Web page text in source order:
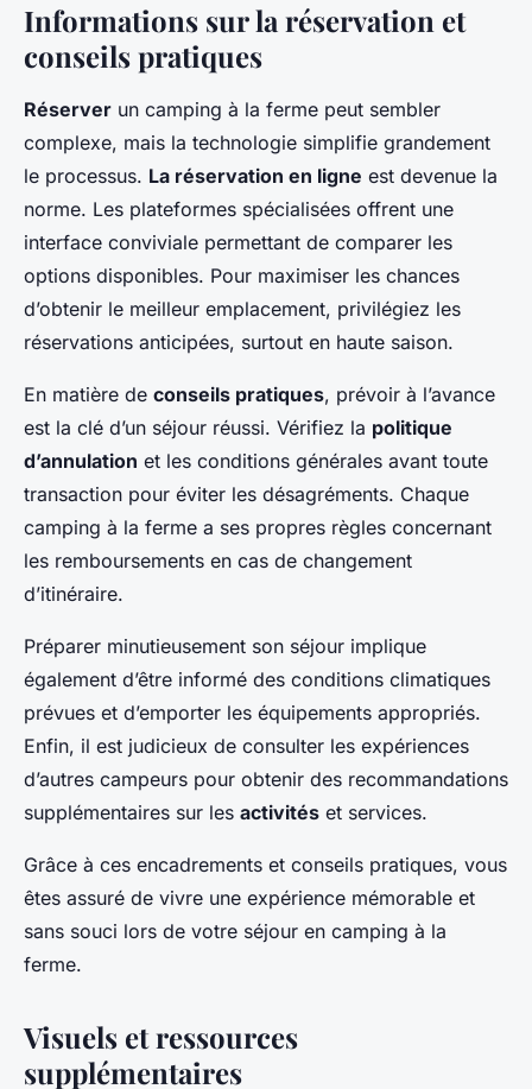
Informations sur la réservation et
conseils pratiques
Réserver un camping à la ferme peut sembler
complexe, mais la technologie simplifie grandement
le processus. La réservation en ligne est devenue la
norme. Les plateformes spécialisées offrent une
interface conviviale permettant de comparer les
options disponibles. Pour maximiser les chances
d’obtenir le meilleur emplacement, privilégiez les
réservations anticipées, surtout en haute saison.
En matière de conseils pratiques, prévoir à l’avance
est la clé d’un séjour réussi. Vérifiez la politique
d’annulation et les conditions générales avant toute
transaction pour éviter les désagréments. Chaque
camping à la ferme a ses propres règles concernant
les remboursements en cas de changement
d’itinéraire.
Préparer minutieusement son séjour implique
également d’être informé des conditions climatiques
prévues et d’emporter les équipements appropriés.
Enfin, il est judicieux de consulter les expériences
d’autres campeurs pour obtenir des recommandations
supplémentaires sur les activités et services.
Grâce à ces encadrements et conseils pratiques, vous
êtes assuré de vivre une expérience mémorable et
sans souci lors de votre séjour en camping à la
ferme.
Visuels et ressources
supplémentaires